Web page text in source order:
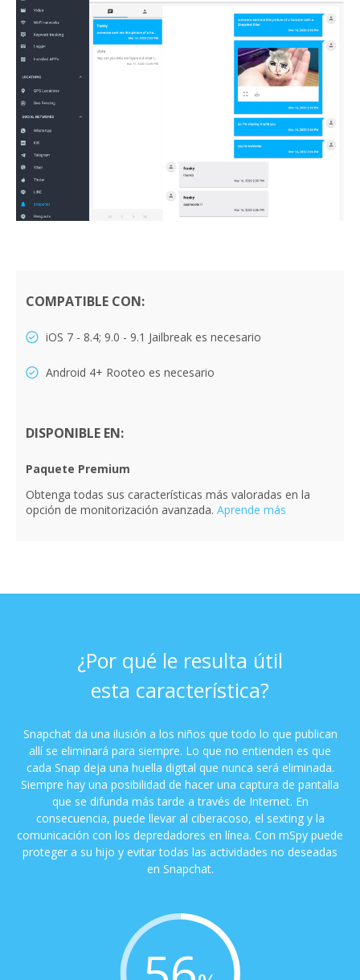
COMPATIBLE CON:
iOS 7 - 8.4; 9.0 - 9.1 Jailbreak es necesario
Android 4+ Rooteo es necesario
DISPONIBLE EN:
Paquete Premium
Obtenga todas sus características más valoradas en la
opción de monitorización avanzada. Aprende más
¿Por qué le resulta útil
esta característica?
Snapchat da una ilusión a los niños que todo lo que publican
allí se eliminará para siempre. Lo que no entienden es que
cada Snap deja una huella digital que nunca será eliminada.
Siempre hay una posibilidad de hacer una captura de pantalla
que se difunda más tarde a través de Internet. En
consecuencia, puede llevar al ciberacoso, el sexting y la
comunicación con los depredadores en línea. Con mSpy puede
proteger a su hijo y evitar todas las actividades no deseadas
en Snapchat.